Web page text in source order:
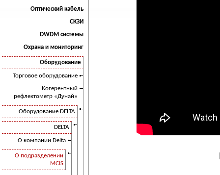
Оптический кабель
СКЗИ
DWDM системы
Охрана и мониторинг
Оборудование
Торговое оборудование
Когерентный
рефлектометр «Дунай»
Оборудование DELTA
DELTA
О компании Delta
О подразделении
MCIS